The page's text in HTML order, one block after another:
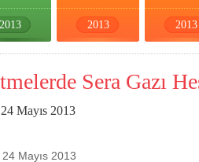
2013 2013 2013
Sera Gazı
Mayıs 2013
24 Mayıs 2013